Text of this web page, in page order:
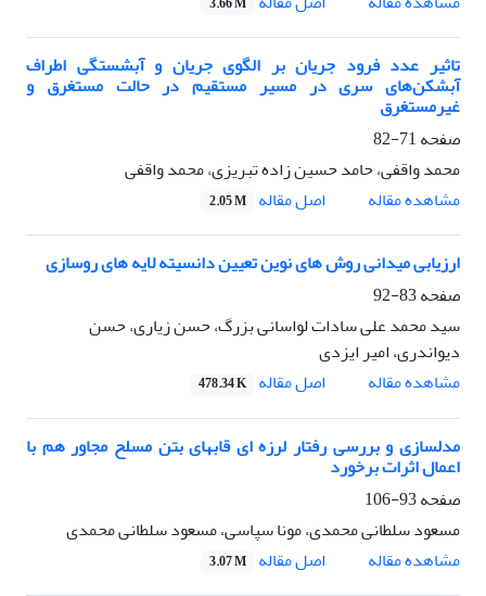
تاثیر عدد فرود جریان بر الگوی جریان و آبشستگی اطراف
آبشکن‌های سری در مسیر مستقیم در حالت مستغرق و
غیرمستغرق
صفحه71-82
محمد واقفی، حامد حسین زاده تبریزی، محمد واقفی
مشاهده مقاله
اصل مقاله 2.05 M
ارزیابی میدانی روش های نوین تعیین دانسیته لایه های روسازی
صفحه83-92
سید محمد علی سادات لواسانی بزرگ، حسن زیاری، حسن
دیواندری، امیر ایزدی
مشاهده مقاله
اصل مقاله 478.34 K
مدلسازی و بررسی رفتار لرزه ای قابهای بتن مسلح مجاور هم با
اعمال اثرات برخورد
صفحه93-106
مسعود سلطانی محمدی، مونا سپاسی، مسعود سلطانی محمدی
مشاهده مقاله
اصل مقاله 3.07 M